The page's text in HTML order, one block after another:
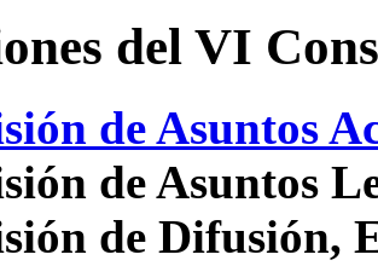
del VI
de Asuntos
de Asuntos
de Difusión,